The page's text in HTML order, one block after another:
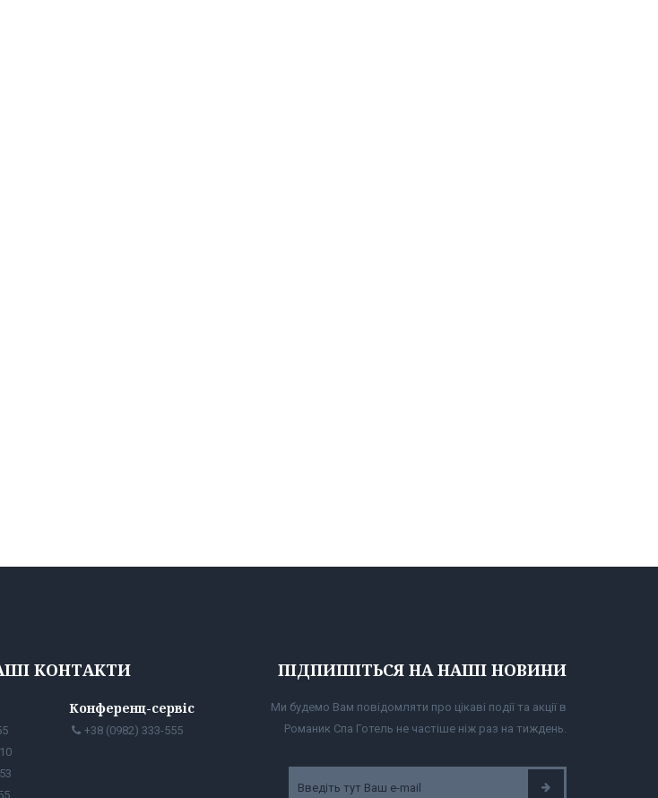
КОНТАКТИ
Конференц-сервіс
+38 (0982) 333-555
ПІДПИШІТЬСЯ НА НАШІ НОВИНИ
Ми будемо Вам повідомляти про цікаві події та акції в
Романик Спа Готель не частіше ніж раз на тиждень.